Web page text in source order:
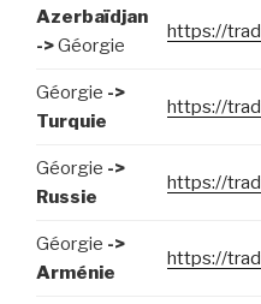
Azerbaïdjan
->Géorgie
https://
Géorgie ->
Turquie
https://
Géorgie ->
Russie
https://
Géorgie ->
Arménie
https://